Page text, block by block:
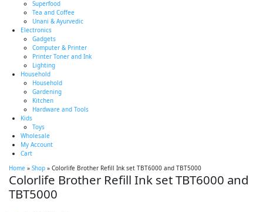
Superfood
Tea and Coffee
Unani & Ayurvedic
Electronics
Gadgets
Computer & Printer
Printer Toner and Ink
Lighting
Household
Household
Gardening
Kitchen
Hardware and Tools
Kids
Toys
Wholesale
My Account
Cart
Home » Shop » Colorlife Brother Refill Ink set TBT6000 and TBT5000
Colorlife Brother Refill Ink set TBT6000 and
TBT5000